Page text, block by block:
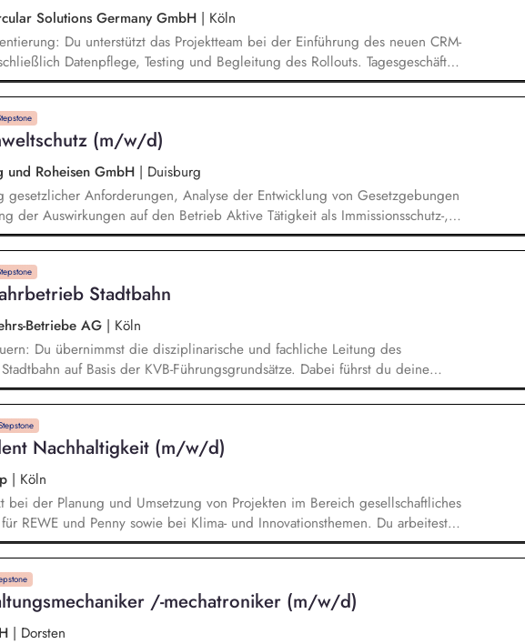
und sorgst für die Aufbereitung der erforderlichen
des Betriebs.
Solutions Germany GmbH | Köln
Du unterstützt das Projektteam bei der Einführung des neuen CRM-
Datenpflege, Testing und Begleitung des Rollouts. Tagesgeschäft
Du übernimmst operative Aufgaben im Tagesgeschäft, etwa die
die Betreuung des Reklamationstools sowie die Vorbereitung von
Board-Meetings. Kommunikation & Vertriebsunterstützung: Du unterstützt
mit internationalen Tradern, Kunden sowie Messekontakten und trägst
bei. Marketing: Du unterstützt bei der Pflege der IMS-
im Bereich Lead-Generierung und Mailing-Kampagnen.
(m/w/d)
und Roheisen GmbH | Duisburg
gesetzlicher Anforderungen, Analyse der Entwicklung von Gesetzgebungen
der Auswirkungen auf den Betrieb Aktive Tätigkeit als Immissionsschutz-,
Betreuung der REACh Registrierungen Pflege,
interner Systeme zum Umweltmanagement (ISO 14001)
für die Durchführung aller Aufgaben im europäischen
Führung und Pflege des Genehmigungs- und Anlagenkatasters
Stadtbahn
Betriebe AG | Köln
Du übernimmst die disziplinarische und fachliche Leitung des
auf Basis der KVB-Führungsgrundsätze. Dabei führst du deine
zielorientiert, führst Mitarbeitergespräche und sorgst für klare
im Team. Du legst Aufgaben und Befugnisse fest, stellst die
Mitarbeitenden für ihre Aufgaben sicher und erkennst Potenziale, die du
Planen & verantworten: Du stellst eine bedarfsgerechte
zur Sicherstellung der fahrplantechnischen Abwicklung der
Budget managen: Du trägst die Budgetverantwortung für den
und stellst einen wirtschaftlichen sowie verantwortungsvollen Einsatz
sicher.
Nachhaltigkeit (m/w/d)
| Köln
bei der Planung und Umsetzung von Projekten im Bereich gesellschaftliches
REWE und Penny sowie bei Klima- und Innovationsthemen. Du arbeitest
und externen Kommunikation zu unseren Projekten mit. Du erstellst
und Entscheidungsvorlagen und bringst deine Ideen in die
unserer Nachhaltigkeitsaktivitäten ein. Du übernimmst
für Teilprojekte und definierte Aufgabenbereiche sowie alltägliche
/-mechatroniker (m/w/d)
| Dorsten